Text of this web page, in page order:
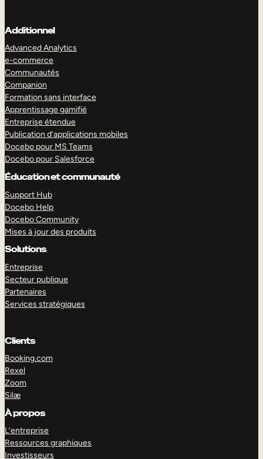
Additionnel
Advanced Analytics
e-commerce
Communautés
Companion
Formation sans interface
Apprentissage gamifié
Entreprise étendue
Publication d’applications mobiles
Docebo pour MS Teams
Docebo pour Salesforce
Éducation et communauté
Support Hub
Docebo Help
Docebo Community
Mises à jour des produits
Solutions
Entreprise
Secteur publique
Partenaires
Services stratégiques
Clients
Booking.com
Rexel
Zoom
Silæ
À propos
L’entreprise
Ressources graphiques
Investisseurs